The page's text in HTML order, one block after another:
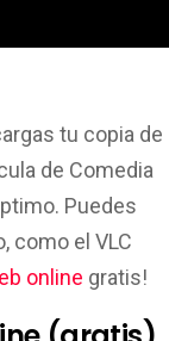
tu copia de
de Comedia
Puedes
como el VLC
online gratis!